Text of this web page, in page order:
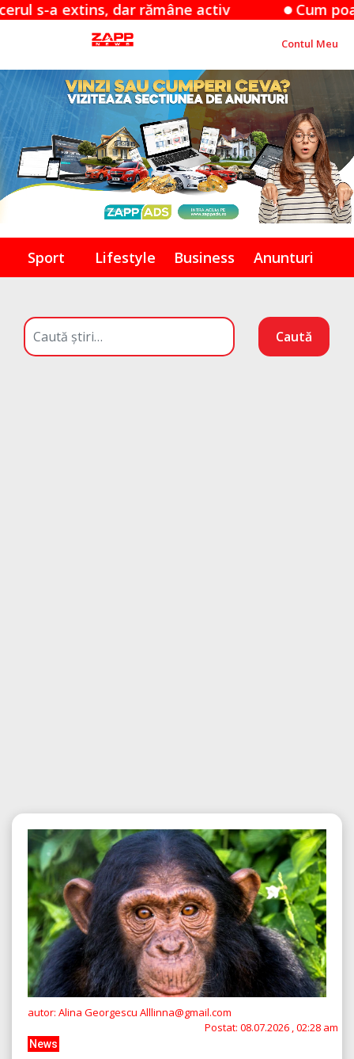
rămâne activ Cum poate apa de
Contul Meu
Sport Lifestyle Business Anunturi
Caută
autor: Alina Georgescu Alllinna@gmail.com
Postat: 08.07.2026 , 02:28 am
News